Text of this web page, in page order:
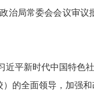
治局常委会会议审议
平新时代中国特色社
的全面领导，加强